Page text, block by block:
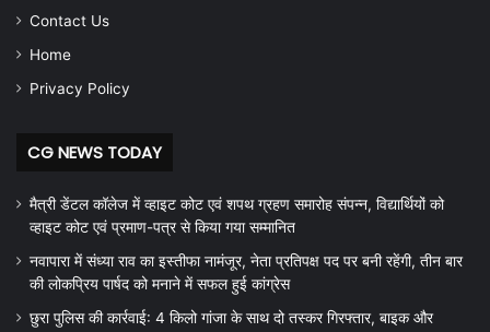
Contact Us
Home
Privacy Policy
CG NEWS TODAY
मैत्री डेंटल कॉलेज में व्हाइट कोट एवं शपथ ग्रहण समारोह संपन्न, विद्यार्थियों को
व्हाइट कोट एवं प्रमाण-पत्र से किया गया सम्मानित
नवापारा में संध्या राव का इस्तीफा नामंजूर, नेता प्रतिपक्ष पद पर बनी रहेंगी, तीन बार
की लोकप्रिय पार्षद को मनाने में सफल हुई कांग्रेस
छुरा पुलिस की कार्रवाई: 4 किलो गांजा के साथ दो तस्कर गिरफ्तार, बाइक और